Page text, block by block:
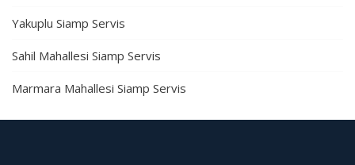
Yakuplu Siamp Servis
Sahil Mahallesi Siamp Servis
Marmara Mahallesi Siamp Servis